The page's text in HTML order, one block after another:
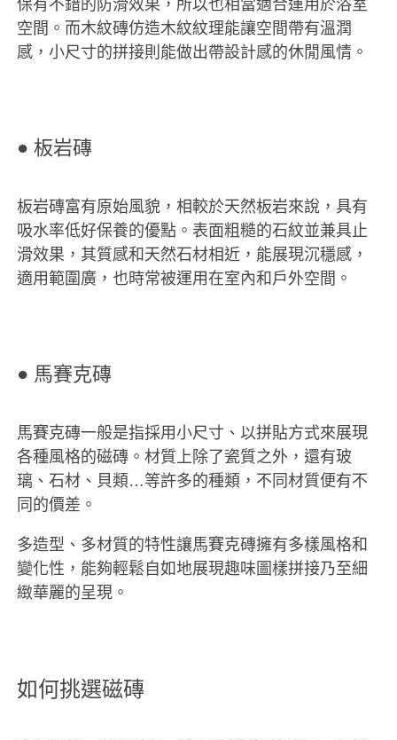
保有不錯的防滑效果，所以也相當適合運用於浴室
空間。而木紋磚仿造木紋紋理能讓空間帶有溫潤
感，小尺寸的拼接則能做出帶設計感的休閒風情。
● 板岩磚
板岩磚富有原始風貌，相較於天然板岩來說，具有
吸水率低好保養的優點。表面粗糙的石紋並兼具止
滑效果，其質感和天然石材相近，能展現沉穩感，
適用範圍廣，也時常被運用在室內和戶外空間。
● 馬賽克磚
馬賽克磚一般是指採用小尺寸、以拼貼方式來展現
各種風格的磁磚。材質上除了瓷質之外，還有玻
璃、石材、貝類…等許多的種類，不同材質便有不
同的價差。
多造型、多材質的特性讓馬賽克磚擁有多樣風格和
變化性，能夠輕鬆自如地展現趣味圖樣拼接乃至細
緻華麗的呈現。
如何挑選磁磚